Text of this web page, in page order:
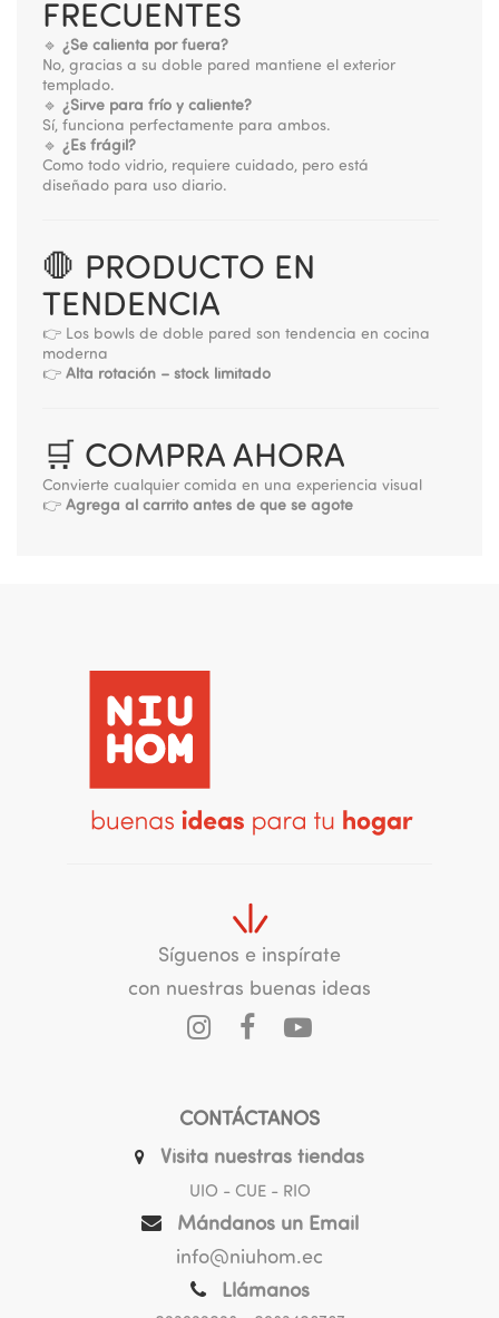
FRECUENTES
🔹 ¿Se calienta por fuera?
No, gracias a su doble pared mantiene el exterior
templado.
🔹 ¿Sirve para frío y caliente?
Sí, funciona perfectamente para ambos.
🔹 ¿Es frágil?
Como todo vidrio, requiere cuidado, pero está
diseñado para uso diario.
🛑 PRODUCTO EN
TENDENCIA
👉 Los bowls de doble pared son tendencia en cocina
moderna
👉 Alta rotación – stock limitado
🛒 COMPRA AHORA
Convierte cualquier comida en una experiencia visual
👉 Agrega al carrito antes de que se agote
Síguenos e inspírate
con nuestras buenas ideas
CONTÁCTANOS
Visita nuestras tiendas
UIO - CUE - RIO
Mándanos un Email
info@niuhom.ec
Llámanos